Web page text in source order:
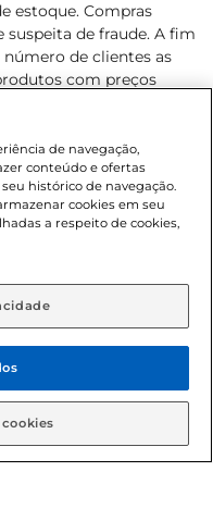
estoque. Compras
suspeita de fraude. A fim
de clientes as
com preços
são exclusivos para
de hoje, podendo
Proibida a venda
de 18 anos, conforme
da Criança e do
para o
compras on-line é de
os direitos
de navegação,
conteúdo e ofertas
histórico de navegação.
cookies em seu
a respeito de cookies,